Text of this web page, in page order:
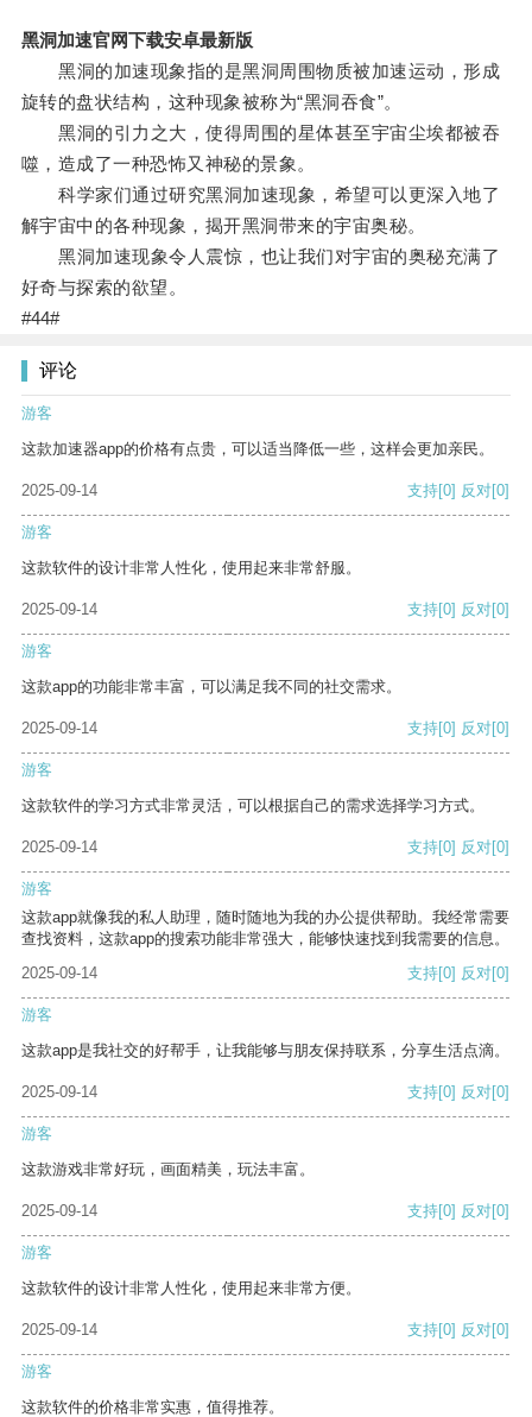
黑洞加速官网下载安卓最新版
黑洞的加速现象指的是黑洞周围物质被加速运动，形成
旋转的盘状结构，这种现象被称为“黑洞吞食”。
黑洞的引力之大，使得周围的星体甚至宇宙尘埃都被吞
噬，造成了一种恐怖又神秘的景象。
科学家们通过研究黑洞加速现象，希望可以更深入地了
解宇宙中的各种现象，揭开黑洞带来的宇宙奥秘。
黑洞加速现象令人震惊，也让我们对宇宙的奥秘充满了
好奇与探索的欲望。
#44#
评论
游客
这款加速器app的价格有点贵，可以适当降低一些，这样会更加亲民。
2025-09-14 支持[0] 反对[0]
游客
这款软件的设计非常人性化，使用起来非常舒服。
2025-09-14 支持[0] 反对[0]
游客
这款app的功能非常丰富，可以满足我不同的社交需求。
2025-09-14 支持[0] 反对[0]
游客
这款软件的学习方式非常灵活，可以根据自己的需求选择学习方式。
2025-09-14 支持[0] 反对[0]
游客
这款app就像我的私人助理，随时随地为我的办公提供帮助。我经常需要
查找资料，这款app的搜索功能非常强大，能够快速找到我需要的信息。
2025-09-14
支持[0] 反对[0]
游客
这款app是我社交的好帮手，让我能够与朋友保持联系，分享生活点滴。
2025-09-14 支持[0] 反对[0]
游客
这款游戏非常好玩，画面精美，玩法丰富。
2025-09-14 支持[0] 反对[0]
游客
这款软件的设计非常人性化，使用起来非常方便。
2025-09-14 支持[0] 反对[0]
游客
这款软件的价格非常实惠，值得推荐。